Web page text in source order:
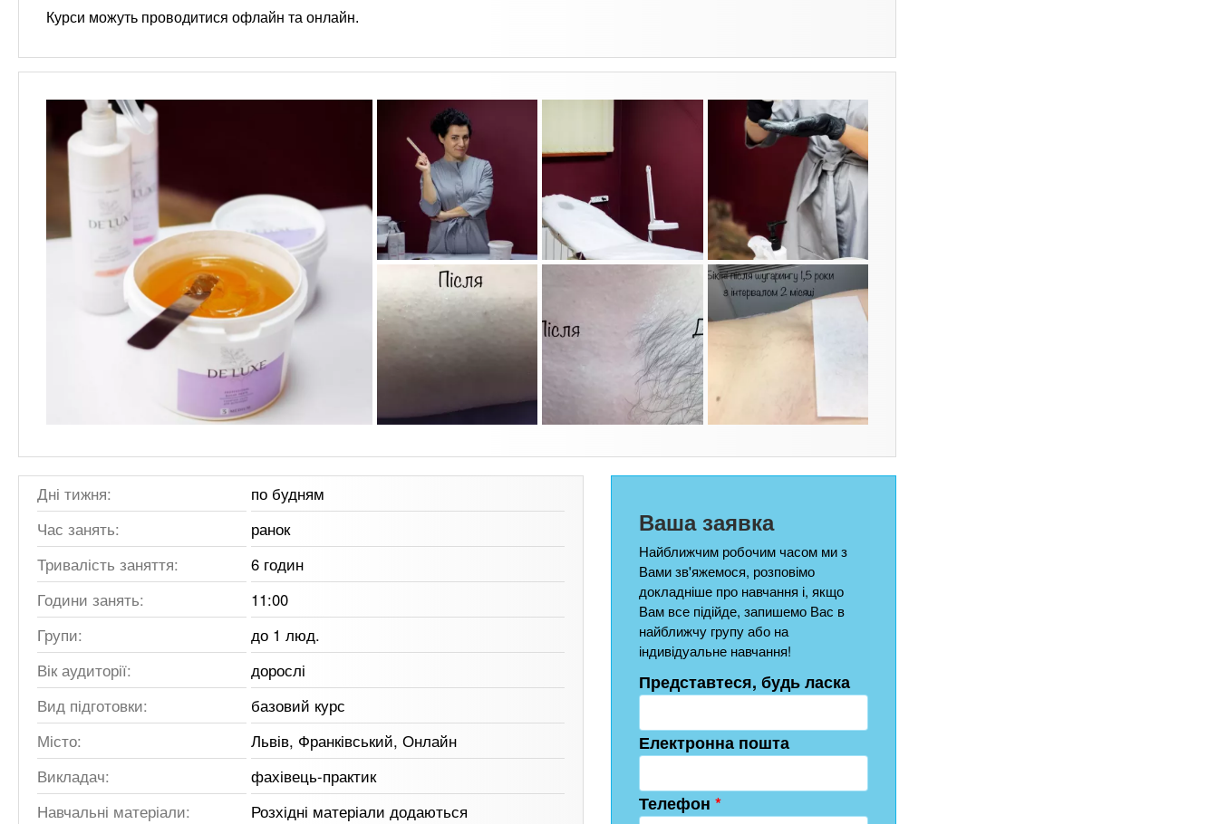
Курси можуть проводитися офлайн та онлайн.
Дні тижня:
по будням
Час занять:
ранок
Тривалість заняття:
6 годин
Години занять:
11:00
Групи:
до 1 люд.
Вік аудиторії:
дорослі
Вид підготовки:
базовий курс
Місто:
Львів, Франківський, Онлайн
Викладач:
фахівець-практик
Навчальні матеріали:
Розхідні матеріали додаються
Ваша заявка
Найближчим робочим часом ми з
Вами зв'яжемося, розповімо
докладніше про навчання і, якщо
Вам все підійде, запишемо Вас в
найближчу групу або на
індивідуальне навчання!
Представтеся, будь ласка
Електронна пошта
Телефон *